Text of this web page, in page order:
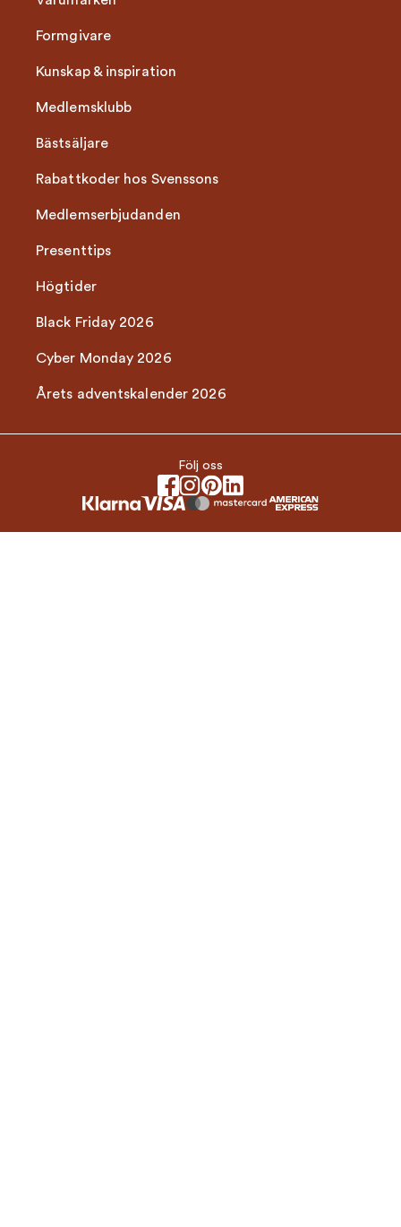
Formgivare
Kunskap & inspiration
Medlemsklubb
Bästsäljare
Rabattkoder hos Svenssons
Medlemserbjudanden
Presenttips
Högtider
Black Friday 2026
Cyber Monday 2026
Årets adventskalender 2026
Följ oss